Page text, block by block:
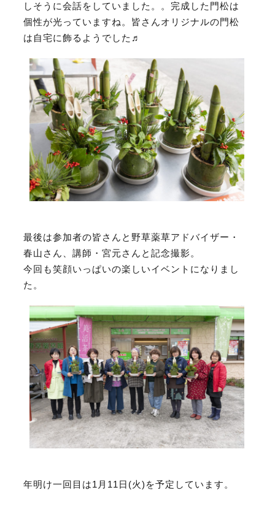
しそうに会話をしていました 。 。完成した門松は
個性が光っていますね。 皆さんオリジナルの門松
は自宅に飾るようでした ♬
最後は参加者の皆さんと 野草薬草アドバイザー・
春山さん、講師・宮元さんと記念撮影。
今回も笑顔いっぱいの楽しいイベントになりまし
た。
年明け一回目は1月11日(火)を予定しています。